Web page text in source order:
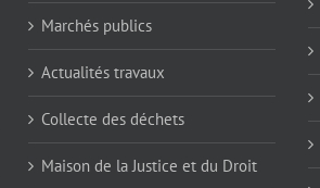
Marchés publics
Actualités travaux
Collecte des déchets
Maison de la Justice et du Droit